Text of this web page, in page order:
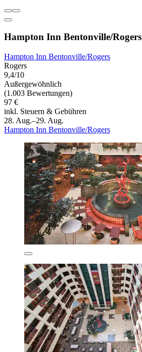
Hampton Inn Bentonville/Rogers
Hampton Inn Bentonville/Rogers
Rogers
9,4/10
Außergewöhnlich
(1.003 Bewertungen)
97 €
inkl. Steuern & Gebühren
28. Aug.–29. Aug.
Hampton Inn Bentonville/Rogers